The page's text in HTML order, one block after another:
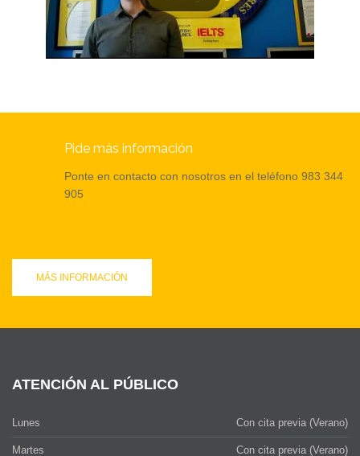
Pide más información
Ponte en contacto con nosotros en el teléfono 983 344
905
MÁS INFORMACIÓN
ATENCIÓN AL PÚBLICO
Lunes Con cita previa (Verano)
Martes Con cita previa (Verano)